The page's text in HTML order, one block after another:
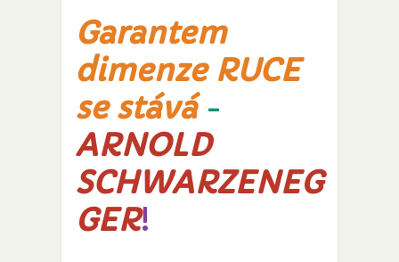
Garantem
dimenze RUCE
se stává -
ARNOLD
SCHWARZENEG
GER!